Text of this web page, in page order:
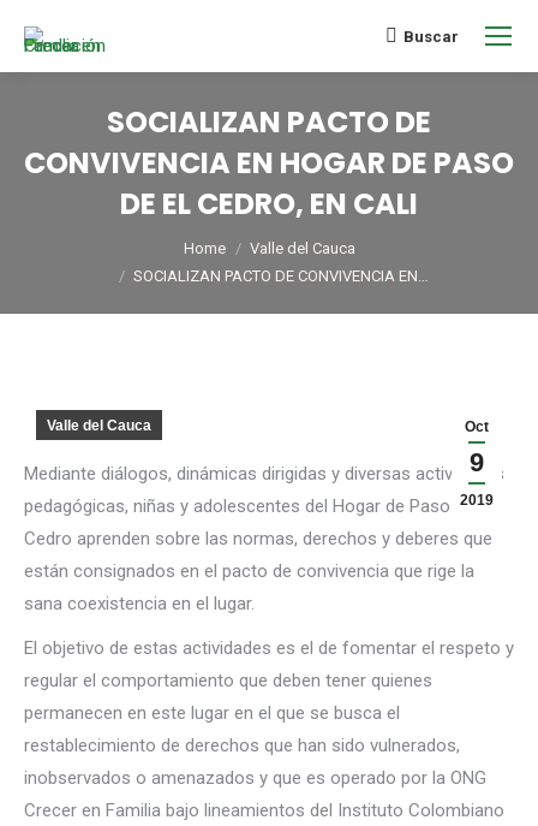
Buscar
SOCIALIZAN PACTO DE
CONVIVENCIA EN HOGAR DE PASO
DE EL CEDRO, EN CALI
Home
Valle del Cauca
SOCIALIZAN PACTO DE CONVIVENCIA EN…
Oct
9
2019
Valle del Cauca
Mediante diálogos, dinámicas dirigidas y diversas actividades
pedagógicas, niñas y adolescentes del Hogar de Paso de El
Cedro aprenden sobre las normas, derechos y deberes que
están consignados en el pacto de convivencia que rige la
sana coexistencia en el lugar.
El objetivo de estas actividades es el de fomentar el respeto y
regular el comportamiento que deben tener quienes
permanecen en este lugar en el que se busca el
restablecimiento de derechos que han sido vulnerados,
inobservados o amenazados y que es operado por la ONG
Crecer en Familia bajo lineamientos del Instituto Colombiano